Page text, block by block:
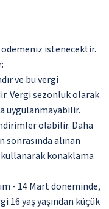
istenecektir.
ve bu vergi
Vergi sezonluk olarak
uygulanmayabilir.
olabilir. Daha
alınan
konaklama
- 14 Mart döneminde,
16 yaş yaşından küçük